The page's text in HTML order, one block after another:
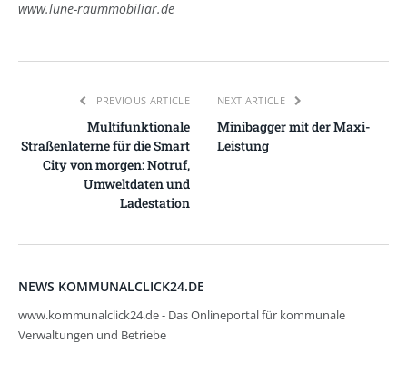
www.lune-raummobiliar.de
PREVIOUS ARTICLE
Multifunktionale
Straßenlaterne für die Smart
City von morgen: Notruf,
Umweltdaten und
Ladestation
NEXT ARTICLE
Minibagger mit der Maxi-
Leistung
NEWS KOMMUNALCLICK24.DE
www.kommunalclick24.de - Das Onlineportal für kommunale
Verwaltungen und Betriebe